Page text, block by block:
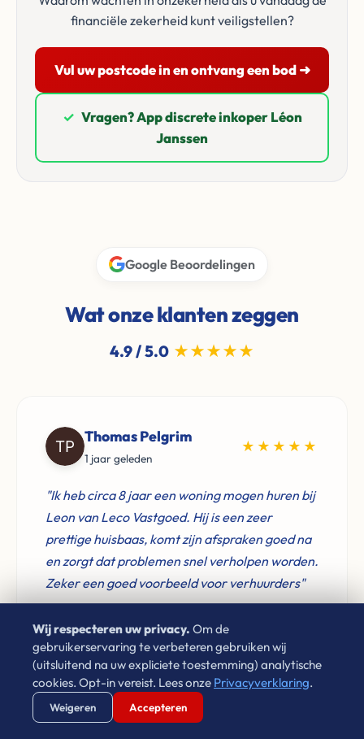
financiële zekerheid kunt veiligstellen?
Vul uw postcode in en ontvang een bod ➜
✓ Vragen? App discrete inkoper Léon
Janssen
Google Beoordelingen
Wat onze klanten zeggen
4.9 / 5.0 ★★★★★
Thomas Pelgrim
1 jaar geleden
★★★★★
"Ik heb circa 8 jaar een woning mogen huren bij
Leon van Leco Vastgoed. Hij is een zeer
prettige huisbaas, komt zijn afspraken goed na
en zorgt dat problemen snel verholpen worden.
Zeker een goed voorbeeld voor verhuurders"
Don Verwijst
2 jaar geleden
★★★★★
Wij respecteren uw privacy. Om de
gebruikerservaring te verbeteren gebruiken wij
(uitsluitend na uw expliciete toestemming) analytische
cookies. Opt-in vereist. Lees onze Privacyverklaring.
Weigeren Accepteren
Verstuur WhatsApp